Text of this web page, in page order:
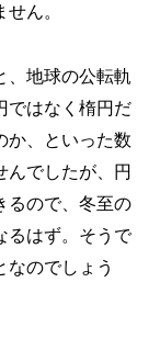
ん。
、地球の公転軌
ではなく楕円だ
か、といった数
んでしたが、円
るので、冬至の
るはず。そうで
なのでしょう